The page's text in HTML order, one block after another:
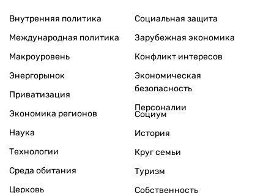
Внутренняя политика
Международная политика
Макроуровень
Энергорынок
Приватизация
Экономика регионов
Социальная защита
Зарубежная экономика
Конфликт интересов
Экономическая
безопасность
Персоналии
Наука
Технологии
Среда обитания
Церковь
Социум
История
Круг семьи
Туризм
Собственность